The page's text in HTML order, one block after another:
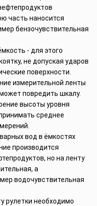
часть наносится
бензочувствительная
- для этого
не допуская ударов
поверхности.
измерительной ленты
повредить шкалу.
высоты уровня
среднее
вод в ёмкостях
производится
но на ленту
а
водочувствительная
рулетки необходимо